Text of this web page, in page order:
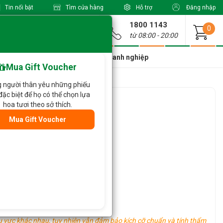
Tin nổi bật Tìm cửa hàng Hỗ trợ Đăng nhập
1800 1143
từ 08:00 - 20:00
0
Dành cho doanh nghiệp
khác nhau, tuy nhiên vẫn đảm bảo kích cỡ chuẩn và tính thẩm
Mua Gift Voucher
người thân yêu những phiếu
biệt để họ có thể chọn lựa
hoa tươi theo sở thích.
Mua Gift Voucher